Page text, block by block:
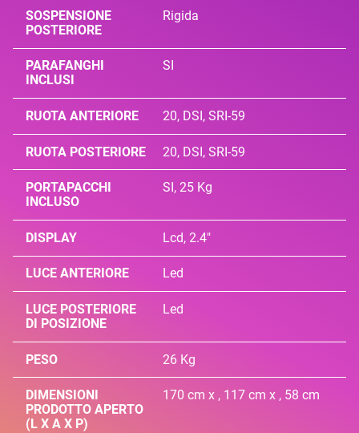
SOSPENSIONE
POSTERIORE
Rigida
PARAFANGHI
INCLUSI
SI
RUOTA ANTERIORE 20, DSI, SRI-59
RUOTA POSTERIORE 20, DSI, SRI-59
PORTAPACCHI
INCLUSO
SI, 25 Kg
DISPLAY Lcd, 2.4"
LUCE ANTERIORE Led
LUCE POSTERIORE
DI POSIZIONE
Led
PESO 26 Kg
DIMENSIONI
PRODOTTO APERTO
(L X A X P)
170 cm x , 117 cm x , 58 cm